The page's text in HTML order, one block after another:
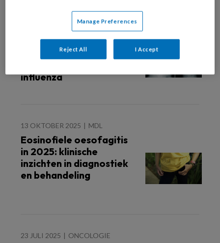
Darmbacteriën en
bescherming tegen
bacteriële
influenza
13 OKTOBER 2025 MDL
Eosinofiele oesofagitis
in 2025: klinische
inzichten in diagnostiek
en behandeling
23 JULI 2025 ONCOLOGIE
Manage Preferences
Reject All I Accept